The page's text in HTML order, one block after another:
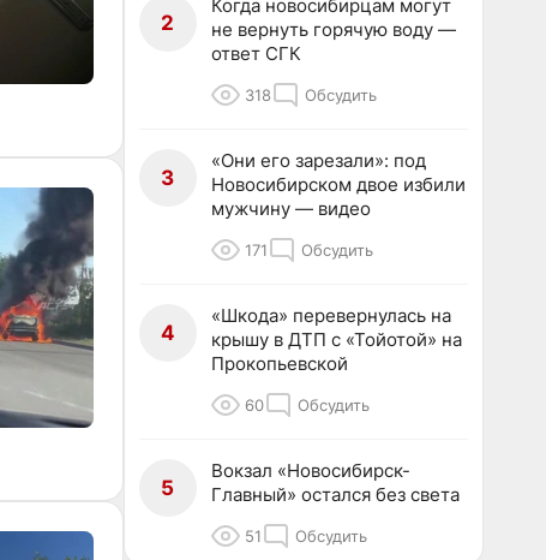
2
Когда новосибирцам могут
не вернуть горячую воду —
ответ СГК
318 Обсудить
3
«Они его зарезали»: под
Новосибирском двое избили
мужчину — видео
171 Обсудить
4
«Шкода» перевернулась на
крышу в ДТП с «Тойотой» на
Прокопьевской
60 Обсудить
5
Вокзал «Новосибирск-
Главный» остался без света
51 Обсудить